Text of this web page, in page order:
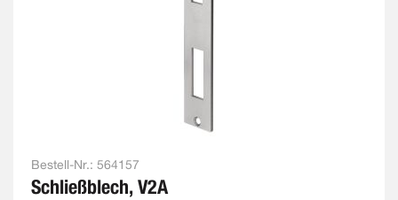
Bestell-Nr.: 564157
Schließblech, V2A